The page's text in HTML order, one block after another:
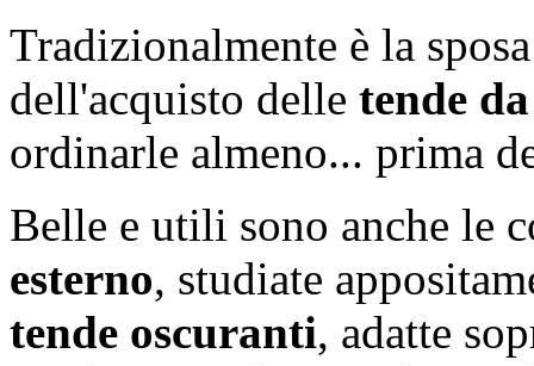
Tradizionalmente è la
dell'acquisto delle tende
ordinarle almeno... prima
Belle e utili sono anche le
esterno, studiate
tende oscuranti, adatte